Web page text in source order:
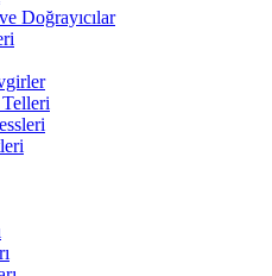
Doğrayıcılar